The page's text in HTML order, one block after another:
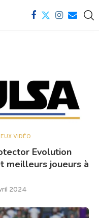
VIDÉO
Evolution
meilleurs joueurs à
2024